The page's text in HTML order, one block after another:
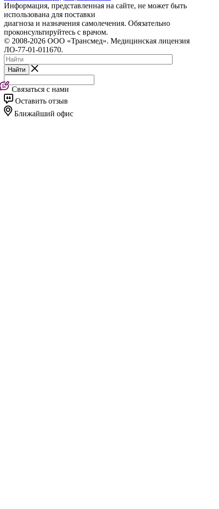
Информация, представленная на сайте, не может быть
использована для поставки
диагноза и назначения самолечения. Обязательно
проконсультируйтесь с врачом.
© 2008-2026 ООО «Трансмед». Медицинская лицензия
ЛО-77-01-011670.
Найти
Связаться с нами
Оставить отзыв
Ближайший офис